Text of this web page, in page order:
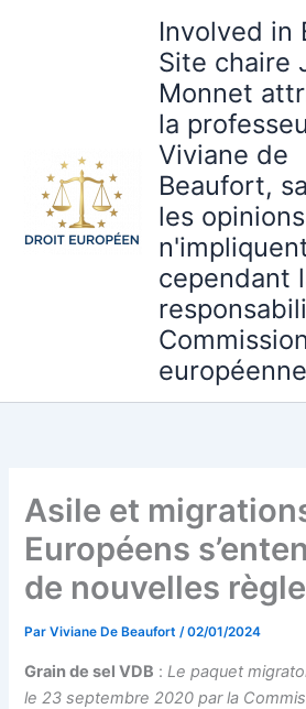
Involved in
Site chaire
Monnet
la
Viviane de
Beaufort,
les
cependant
Commission
européenne
Asile et
Européens
de nouvelles
ParViviane De Beaufort/02/01/2024
Grain de sel VDB :Le paquet
le 23 septembre 2020 par la